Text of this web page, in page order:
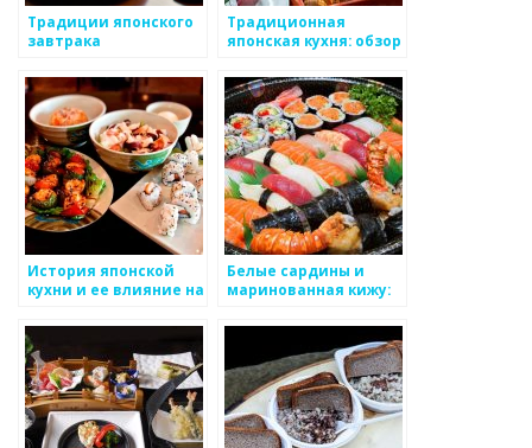
Традиции японского
завтрака
Традиционная
японская кухня: обзор
История японской
кухни и ее влияние на
Белые сардины и
маринованная кижу:
гастрономия
японской кухни